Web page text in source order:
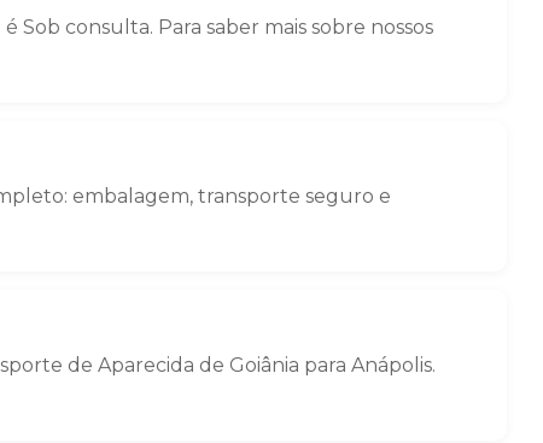
Sob consulta. Para saber mais sobre nossos
embalagem, transporte seguro e
de Aparecida de Goiânia para Anápolis.